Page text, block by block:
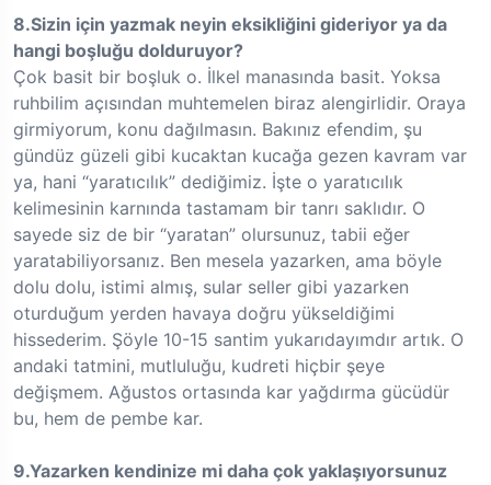
8.Sizin için yazmak neyin eksikliğini gideriyor ya da
hangi boşluğu dolduruyor?
Çok basit bir boşluk o. İlkel manasında basit. Yoksa
ruhbilim açısından muhtemelen biraz alengirlidir. Oraya
girmiyorum, konu dağılmasın. Bakınız efendim, şu
gündüz güzeli gibi kucaktan kucağa gezen kavram var
ya, hani “yaratıcılık” dediğimiz. İşte o yaratıcılık
kelimesinin karnında tastamam bir tanrı saklıdır. O
sayede siz de bir “yaratan” olursunuz, tabii eğer
yaratabiliyorsanız. Ben mesela yazarken, ama böyle
dolu dolu, istimi almış, sular seller gibi yazarken
oturduğum yerden havaya doğru yükseldiğimi
hissederim. Şöyle 10-15 santim yukarıdayımdır artık. O
andaki tatmini, mutluluğu, kudreti hiçbir şeye
değişmem. Ağustos ortasında kar yağdırma gücüdür
bu, hem de pembe kar.
9.Yazarken kendinize mi daha çok yaklaşıyorsunuz